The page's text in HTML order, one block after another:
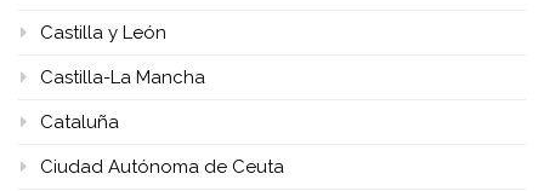
Castilla y León
Castilla-La Mancha
Cataluña
Ciudad Autónoma de Ceuta